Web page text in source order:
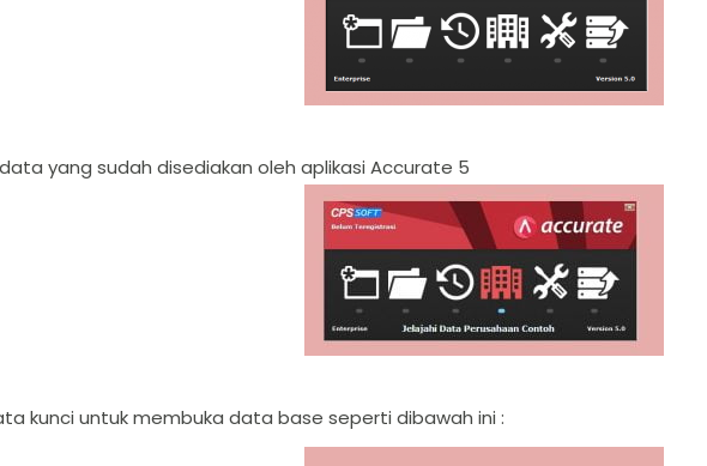
yang sudah disediakan oleh aplikasi Accurate 5
kunci untuk membuka data base seperti dibawah ini :